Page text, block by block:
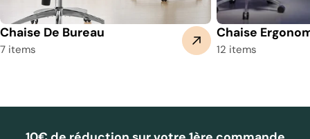
Chaise De Bureau
7 items
Chaise
12 items